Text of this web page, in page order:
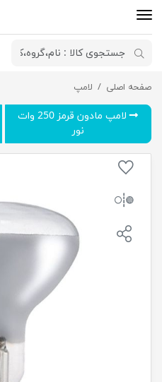
صفحه اصلی لامپ
لامپ مادون قرمز 375 وات نور
لامپ مادون قرمز 250 وات
نور